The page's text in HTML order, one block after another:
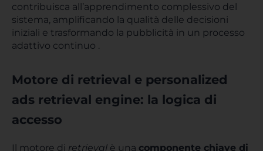
contribuisca all’apprendimento complessivo del
sistema, amplificando la qualità delle decisioni
iniziali e trasformando la pubblicità in un processo
adattivo continuo .
Motore di retrieval e personalized
ads retrieval engine: la logica di
accesso
Il motore di retrieval è una componente chiave di